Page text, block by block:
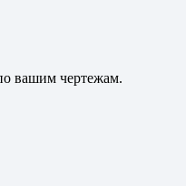
вашим чертежам.